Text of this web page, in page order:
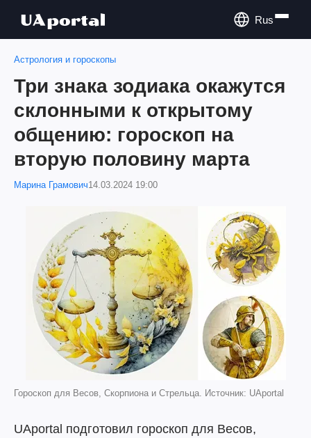
Rus
Астрология и гороскопы
Три знака зодиака окажутся
склонными к открытому
общению: гороскоп на
вторую половину марта
Марина Грамович14.03.2024 19:00
Гороскоп для Весов, Скорпиона и Стрельца. Источник: UAportal
UAportal подготовил гороскоп для Весов,